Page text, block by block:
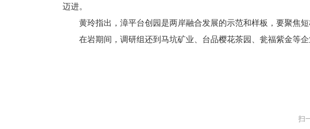
迈进。
黄玲指出，漳平台创园是两岸融合发展的示范和样板，要聚焦短
在岩期间，调研组还到马坑矿业、台品樱花茶园、瓮福紫金等企
扫